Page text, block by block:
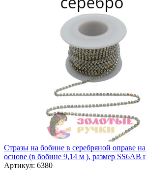
Стразы на бобине в серебряной оправе
основе (в бобине 9,14 м ), размер SS6AB
Артикул: 6380